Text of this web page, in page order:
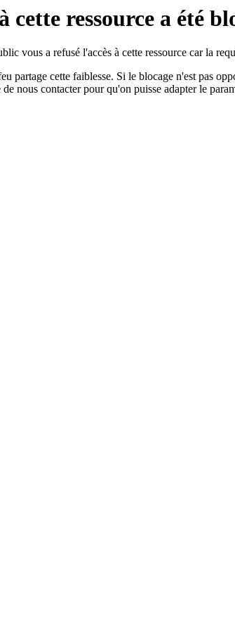
cette ressource a été
vous a refusé l'accès à cette ressource car la
partage cette faiblesse. Si le blocage n'est pas
nous contacter pour qu'on puisse adapter le